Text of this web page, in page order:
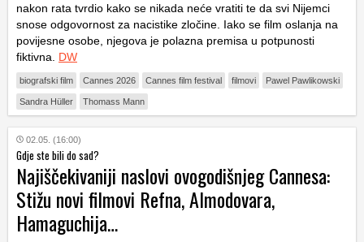
nakon rata tvrdio kako se nikada neće vratiti te da svi Nijemci
snose odgovornost za nacistike zločine. Iako se film oslanja na
povijesne osobe, njegova je polazna premisa u potpunosti
fiktivna. DW
biografski film Cannes 2026 Cannes film festival filmovi Pawel Pawlikowski
Sandra Hüller Thomass Mann
02.05. (16:00)
Gdje ste bili do sad?
Najiščekivaniji naslovi ovogodišnjeg Cannesa:
Stižu novi filmovi Refna, Almodovara,
Hamaguchija…